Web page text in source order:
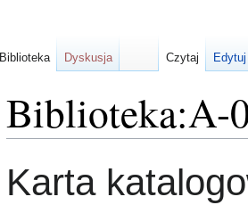
Biblioteka:A-
do
do
Karta
Biblioteka Dyskusja Czytaj